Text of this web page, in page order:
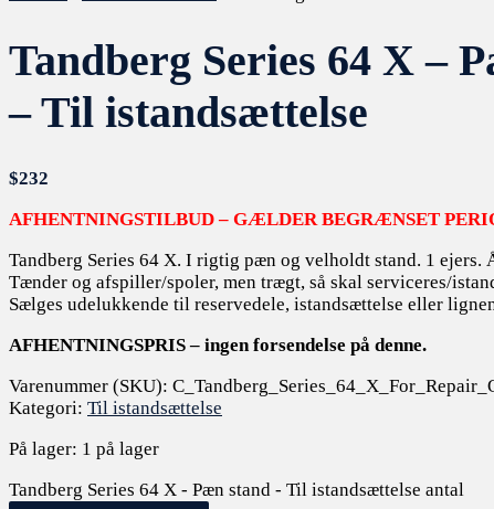
Tandberg Series 64 X –
– Til istandsættelse
$232
AFHENTNINGSTILBUD – GÆLDER BEGRÆNSET
Tandberg Series 64 X. I rigtig pæn og velholdt stand. 1 ejers.
Tænder og afspiller/spoler, men trægt, så skal serviceres/
Sælges udelukkende til reservedele, istandsættelse eller
AFHENTNINGSPRIS – ingen forsendelse på denne.
Varenummer (SKU):
Kategori: Til istandsættelse
På lager: 1 på lager
Tandberg Series 64 X - Pæn stand - Til istandsættelse antal